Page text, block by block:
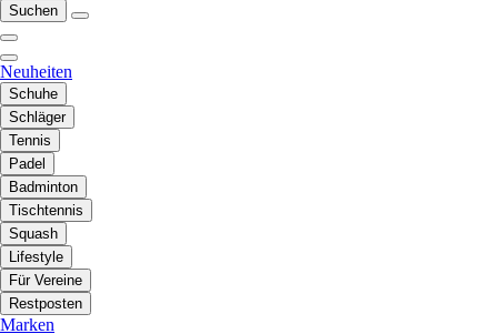
Suchen
Neuheiten
Schuhe
Schläger
Tennis
Padel
Badminton
Tischtennis
Squash
Lifestyle
Für Vereine
Restposten
Marken